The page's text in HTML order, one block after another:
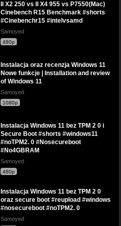
II X2 250 vs II X4 955 vs P7550(Mac)
Cinebench R15 Benchmark #shorts
#Cinebenchr15 #intelvsamd
Samoyed
480p
Instalacja oraz recenzja Windows 11
Nowe funkcje | Installation and review
of Windows 11
Samoyed
1080p
Instalacja Windows 11 bez TPM 2 0 i
Secure Boot #shorts #windows11
#noTPM2. 0 #Nosecureboot
#No4GBRAM
Samoyed
480p
Instalacja Windows 11 bez TPM 2 0
oraz secure boot #reupload #windows
#nosecureboot #noTPM2. 0
Samoyed